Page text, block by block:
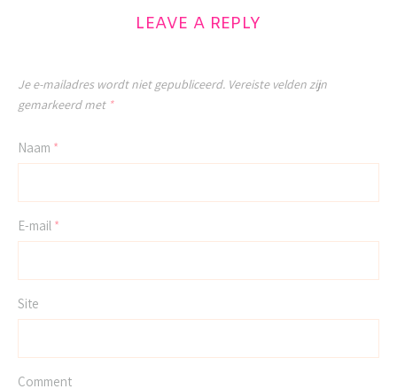
LEAVE A REPLY
Je e-mailadres wordt niet gepubliceerd. Vereiste velden zijn
gemarkeerd met *
Naam *
E-mail *
Site
Comment